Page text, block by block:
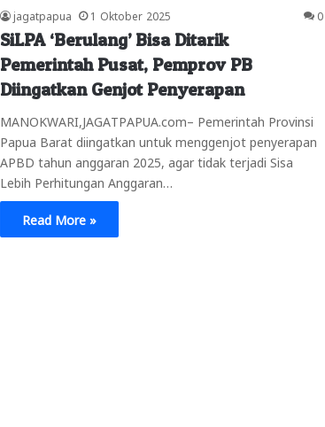
jagatpapua 1 Oktober 2025 0
SiLPA ‘Berulang’ Bisa Ditarik
Pemerintah Pusat, Pemprov PB
Diingatkan Genjot Penyerapan
MANOKWARI,JAGATPAPUA.com– Pemerintah Provinsi
Papua Barat diingatkan untuk menggenjot penyerapan
APBD tahun anggaran 2025, agar tidak terjadi Sisa
Lebih Perhitungan Anggaran…
Read More »